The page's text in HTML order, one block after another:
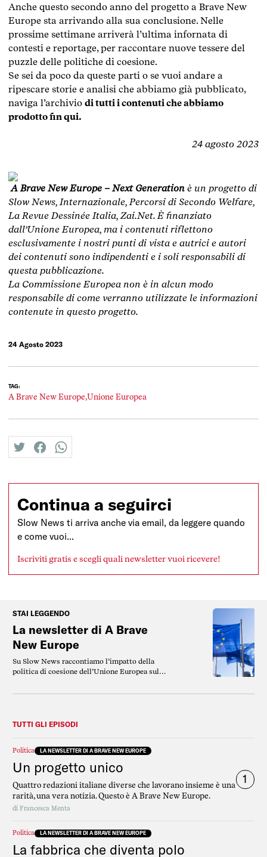
Anche questo secondo anno del progetto a Brave New
Europe sta arrivando alla sua conclusione. Nelle
prossime settimane arriverà l’ultima infornata di
contesti e reportage, per raccontare nuove tessere del
puzzle delle politiche di coesione.
Se sei da poco da queste parti o se vuoi andare a
ripescare storie e analisi che abbiamo già pubblicato,
naviga l’archivio di tutti i contenuti che abbiamo
prodotto fin qui.
24 agosto 2023
A Brave New Europe – Next Generation è un progetto di
Slow News, Internazionale, Percorsi di Secondo Welfare,
La Revue Dessinée Italia, Zai.Net. È finanziato
dall’Unione Europea, ma i contenuti riflettono
esclusivamente i nostri punti di vista e autrici e autori
dei contenuti sono indipendenti e i soli responsabili di
questa pubblicazione.
La Commissione Europea non è in alcun modo
responsabile di come verranno utilizzate le informazioni
contenute in questo progetto.
24 Agosto 2023
TAG:
A Brave New Europe,Unione Europea
twitterfacebookwhatsapp
Continua a seguirci
Slow News ti arriva anche via email, da leggere quando
e come vuoi...
Iscriviti gratis e scegli quali newsletter vuoi ricevere!
STAI LEGGENDO
La newsletter di A Brave
New Europe
Su Slow News raccontiamo l’impatto della
politica di coesione dell’Unione Europea sul
istituzioni, ma anche contesti e spiegazioni di
newsletter.
TUTTI GLI EPISODI
Politica LA NEWSLETTER DI A BRAVE NEW EUROPE
Un progetto unico
Quattro redazioni italiane diverse che lavorano insieme è una
rarità, una vera notizia. Questo è A Brave New Europe.
di Francesca Menta
1
Politica LA NEWSLETTER DI A BRAVE NEW EUROPE
La fabbrica che diventa polo